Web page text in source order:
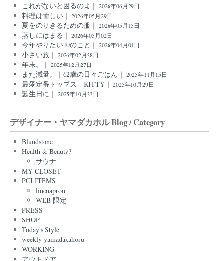
これがないと困るのよ｜ 2026年06月29日
料理は愉しい｜ 2026年05月29日
夏をのりきるための服｜ 2026年05月15日
蒸しにはまる｜ 2026年05月02日
今年やりたい10のこと｜ 2026年04月01日
小さい旅｜ 2026年02月28日
年末。｜ 2025年12月27日
また減量。｜62歳の日々ごはん｜ 2025年11月15日
最愛定番トップス KITTY｜ 2025年10月29日
誕生日に｜ 2025年10月23日
デザイナー・ヤマダカホル Blog / Category
Blundstone
Health & Beauty?
サウナ
MY CLOSET
PCI ITEMS
linenapron
WEB 限定
PRESS
SHOP
Today's Style
weekly-yamadakahoru
WORKING
アウトドア